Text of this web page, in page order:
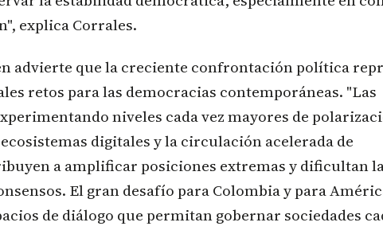
explica Corrales.
advierte que la creciente confrontación política
retos para las democracias contemporáneas. "Las
niveles cada vez mayores de
digitales y la circulación acelerada de
a amplificar posiciones extremas y dificultan
El gran desafío para Colombia y para
de diálogo que permitan gobernar sociedades